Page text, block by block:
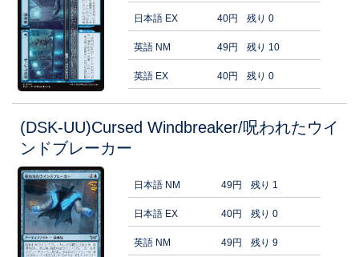
日本語 EX 40円 残り 0
英語 NM 49円 残り 10
英語 EX 40円 残り 0
(DSK-UU)Cursed Windbreaker/呪われたウイ
ンドブレーカー
日本語 NM 49円 残り 1
日本語 EX 40円 残り 0
英語 NM 49円 残り 9